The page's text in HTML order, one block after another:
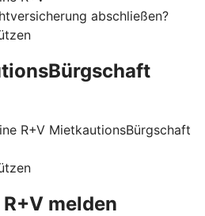
abschließen?
R+V MietkautionsBürgschaft
melden